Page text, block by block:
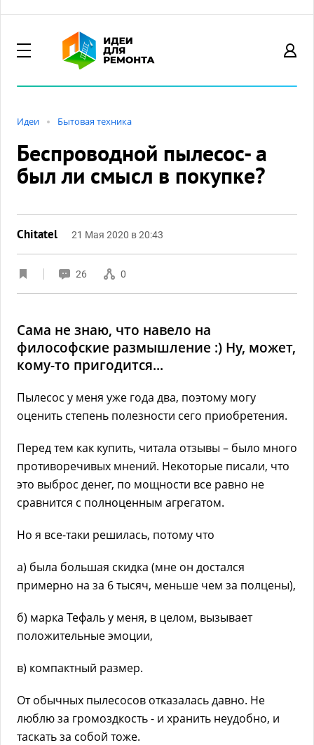
Идеи Бытовая техника
Беспроводной пылесос- а
был ли смысл в покупке?
Chitatel 21 Мая 2020 в 20:43
26 0
Сама не знаю, что навело на
философские размышление :) Ну, может,
кому-то пригодится...
Пылесос у меня уже года два, поэтому могу
оценить степень полезности сего приобретения.
Перед тем как купить, читала отзывы – было много
противоречивых мнений. Некоторые писали, что
это выброс денег, по мощности все равно не
сравнится с полноценным агрегатом.
Но я все-таки решилась, потому что
а) была большая скидка (мне он достался
примерно на за 6 тысяч, меньше чем за полцены),
б) марка Тефаль у меня, в целом, вызывает
положительные эмоции,
в) компактный размер.
От обычных пылесосов отказалась давно. Не
люблю за громоздкость - и хранить неудобно, и
таскать за собой тоже.